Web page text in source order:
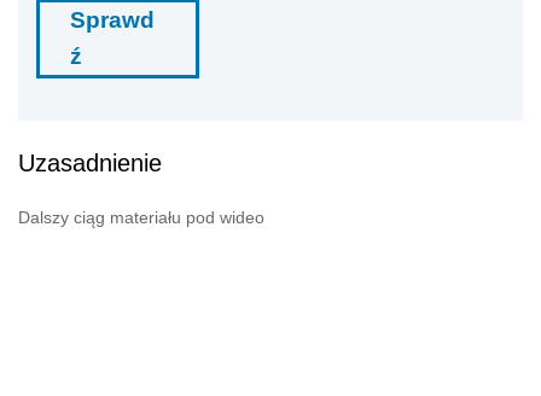
Sprawd
ź
Uzasadnienie
Dalszy ciąg materiału pod wideo